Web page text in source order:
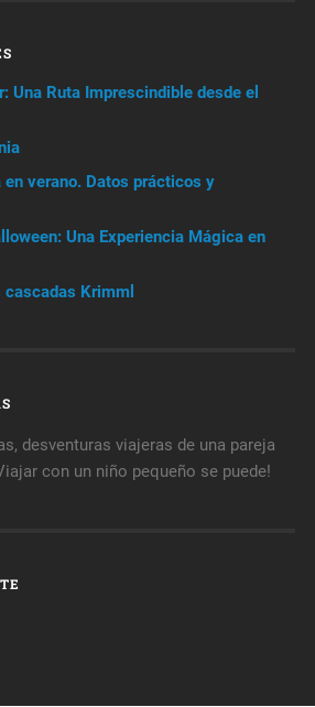
Una Ruta Imprescindible desde el
en verano. Datos prácticos y
Una Experiencia Mágica en
Krimml
desventuras viajeras de una pareja
con un niño pequeño se puede!